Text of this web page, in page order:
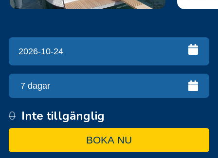
0 Inte tillgänglig
BOKA NU